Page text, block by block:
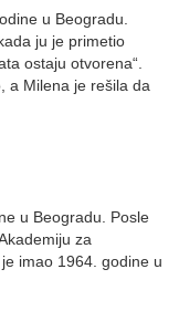
u Beogradu.
ju je primetio
ostaju otvorena“.
a Milena je rešila da
u Beogradu. Posle
za
imao 1964. godine u